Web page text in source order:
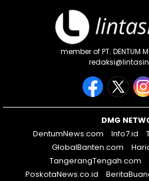
member of PT. DENTUM
DMG
DentumNews.com
Info7.id
GlobalBanten.com
TangerangTengah.com
PoskotaNews.co.id